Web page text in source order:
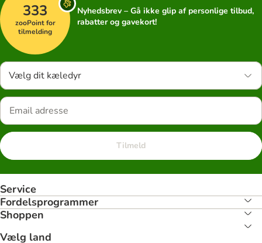
333
zooPoint for
tilmelding
Nyhedsbrev – Gå ikke glip af personlige tilbud,
rabatter og gavekort!
Vælg dit kæledyr
Tilmeld
Service
Fordelsprogrammer
Shoppen
Vælg land